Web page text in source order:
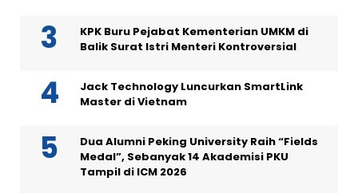
KPK Buru Pejabat Kementerian UMKM di
Balik Surat Istri Menteri Kontroversial
Jack Technology Luncurkan SmartLink
Master di Vietnam
Dua Alumni Peking University Raih “Fields
Medal”, Sebanyak 14 Akademisi PKU
Tampil di ICM 2026